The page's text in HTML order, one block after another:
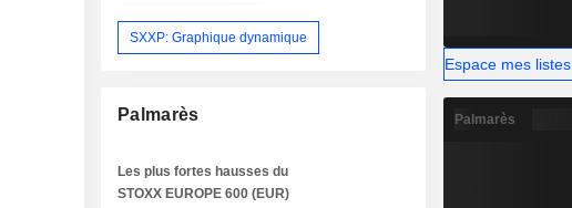
SXXP: Graphique dynamique
Palmarès
Les plus fortes hausses du
STOXX EUROPE 600 (EUR)
Espace mes listes
Palmarès